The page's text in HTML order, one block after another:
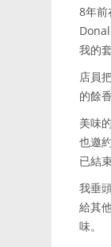
8年前
我的
店員
的餘
美味
也邀
已結
我垂
給其
味。